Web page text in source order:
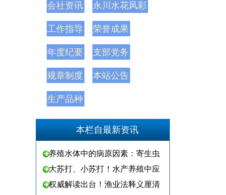
会社资讯 永川水花风彩
工作指导 荣誉成果
年度纪要 支部党务
规章制度 本站公告
生产品种
本栏自最新资讯
养殖水体中的病原因素：寄生虫
大苏打、小苏打！水产养殖中应
权威解读出台！渔业法释义厘清